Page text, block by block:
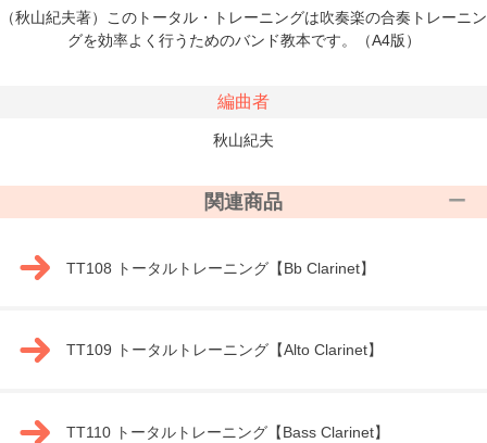
（秋山紀夫著）このトータル・トレーニングは吹奏楽の合奏トレーニン
グを効率よく行うためのバンド教本です。（A4版）
編曲者
秋山紀夫
関連商品
TT108 トータルトレーニング【Bb Clarinet】
TT109 トータルトレーニング【Alto Clarinet】
TT110 トータルトレーニング【Bass Clarinet】